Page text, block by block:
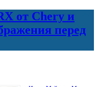
от Chery и
перед